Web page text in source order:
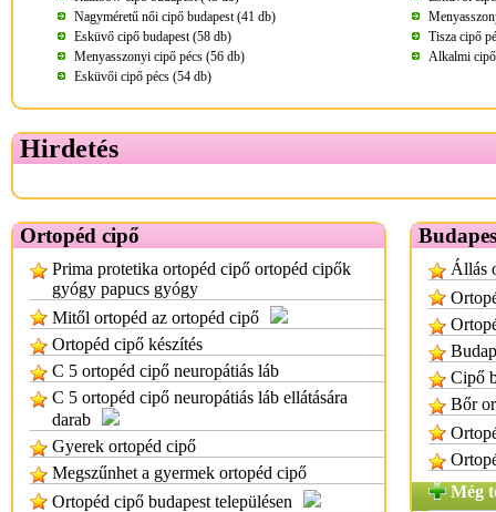
Nagyméretű női cipő budapest (41 db)
Esküvő cipő budapest (58 db)
Tisza cipő
Menyasszonyi cipő pécs (56 db)
Alkalmi
Esküvői cipő pécs (54 db)
Hirdetés
Ortopéd cipő
Prima protetika ortopéd cipő ortopéd cipők
gyógy papucs gyógy
Mitől ortopéd az ortopéd cipő
Ortopéd cipő készítés
C 5 ortopéd cipő neuropátiás láb
C 5 ortopéd cipő neuropátiás láb ellátására
darab
Gyerek ortopéd cipő
Megszűnhet a gyermek ortopéd cipő
Ortopéd cipő budapest településen
Állás
Cipő
Bőr
Még